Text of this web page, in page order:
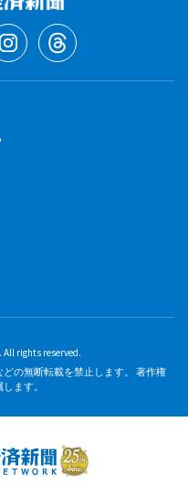
All rights reserved.
の無断転載を禁止します。 著作権
ます。